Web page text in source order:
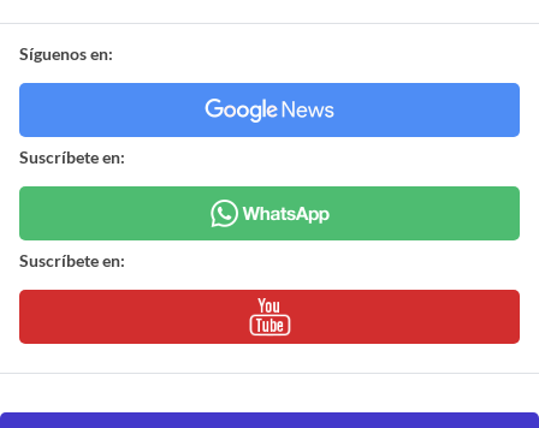
Síguenos en:
Suscríbete en:
Suscríbete en: